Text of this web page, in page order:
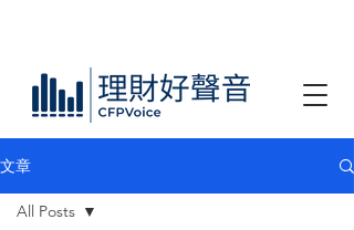
文章
All Posts